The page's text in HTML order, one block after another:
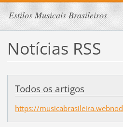
Estilos Musicais Brasileiros
Notícias RSS
Todos os artigos
https://